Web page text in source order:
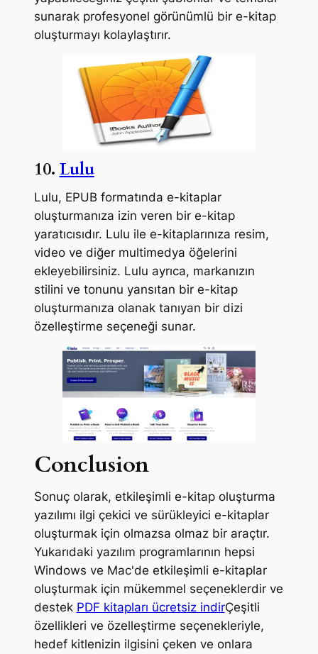
sunarak profesyonel görünümlü bir e-kitap
oluşturmayı kolaylaştırır.
10. Lulu
Lulu, EPUB formatında e-kitaplar
oluşturmanıza izin veren bir e-kitap
yaratıcısıdır. Lulu ile e-kitaplarınıza resim,
video ve diğer multimedya öğelerini
ekleyebilirsiniz. Lulu ayrıca, markanızın
stilini ve tonunu yansıtan bir e-kitap
oluşturmanıza olanak tanıyan bir dizi
özelleştirme seçeneği sunar.
Conclusion
Sonuç olarak, etkileşimli e-kitap oluşturma
yazılımı ilgi çekici ve sürükleyici e-kitaplar
oluşturmak için olmazsa olmaz bir araçtır.
Yukarıdaki yazılım programlarının hepsi
Windows ve Mac'de etkileşimli e-kitaplar
oluşturmak için mükemmel seçeneklerdir ve
destek PDF kitapları ücretsiz indirÇeşitli
özellikleri ve özelleştirme seçenekleriyle,
hedef kitlenizin ilgisini çeken ve onlara